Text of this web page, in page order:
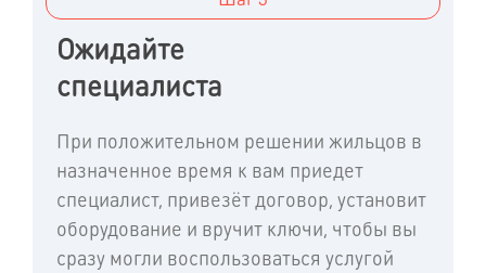
Ожидайте
специалиста
При положительном решении жильцов в
назначенное время к вам приедет
специалист, привезёт договор, установит
оборудование и вручит ключи, чтобы вы
сразу могли воспользоваться услугой